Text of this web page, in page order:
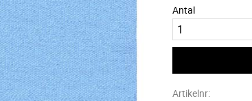
Antal
Artikelnr